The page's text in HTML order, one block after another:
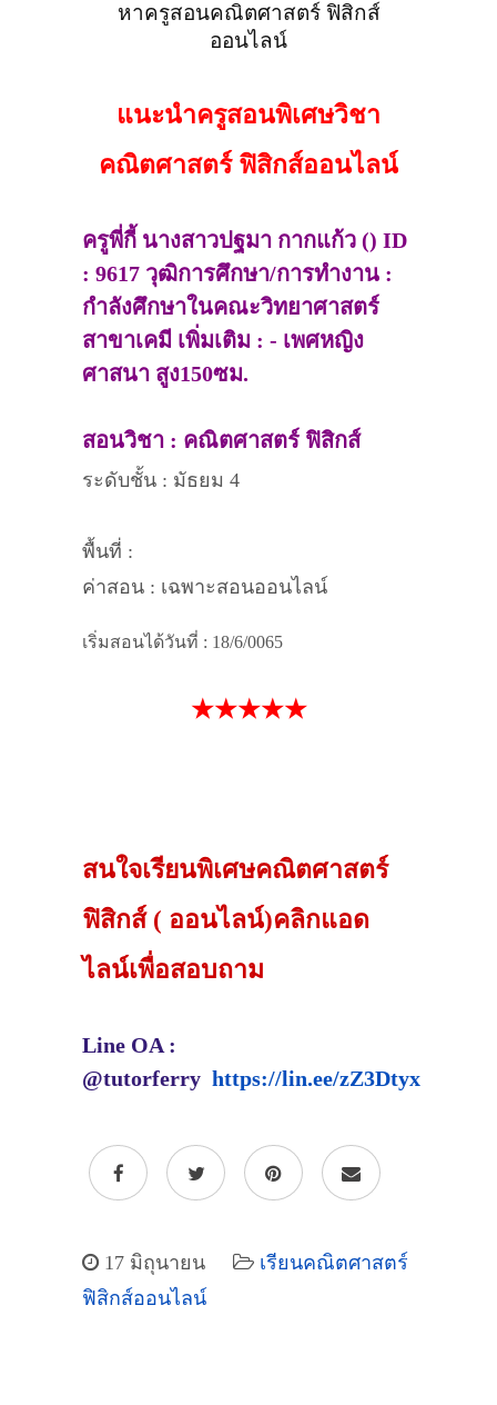
หาครูสอนคณิตศาสตร์ ฟิสิกส์
ออนไลน์
แนะนำครูสอนพิเศษวิชา
คณิตศาสตร์ ฟิสิกส์ออนไลน์
ครูพี่กี้ นางสาวปฐมา กากแก้ว () ID
: 9617 วุฒิการศึกษา/การทำงาน :
กำลังศึกษาในคณะวิทยาศาสตร์
สาขาเคมี เพิ่มเติม : - เพศหญิง
ศาสนา สูง150ซม.
สอนวิชา : คณิตศาสตร์ ฟิสิกส์
ระดับชั้น : มัธยม 4
พื้นที่ :
ค่าสอน : เฉพาะสอนออนไลน์
เริ่มสอนได้วันที่ : 18/6/0065
★★★★★
สนใจเรียนพิเศษคณิตศาสตร์
ฟิสิกส์ ( ออนไลน์)คลิกแอด
ไลน์เพื่อสอบถาม
Line OA :
@tutorferry https://lin.ee/zZ3Dtyx
17 มิถุนายน
เรียนคณิตศาสตร์
ฟิสิกส์ออนไลน์